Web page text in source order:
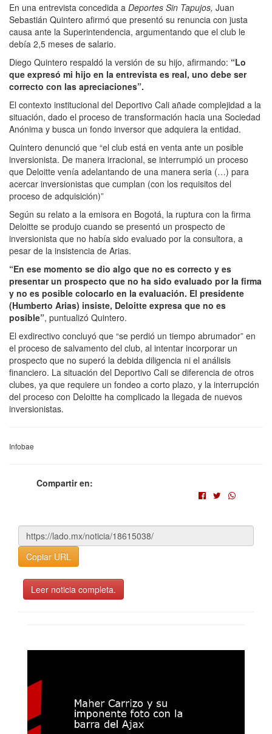
En una entrevista concedida a Deportes Sin Tapujos, Juan
Sebastián Quintero afirmó que presentó su renuncia con justa
causa ante la Superintendencia, argumentando que el club le
debía 2,5 meses de salario.
Diego Quintero respaldó la versión de su hijo, afirmando: “Lo
que expresó mi hijo en la entrevista es real, uno debe ser
correcto con las apreciaciones”.
El contexto institucional del Deportivo Cali añade complejidad a la
situación, dado el proceso de transformación hacia una Sociedad
Anónima y busca un fondo inversor que adquiera la entidad.
Quintero denunció que “el club está en venta ante un posible
inversionista. De manera irracional, se interrumpió un proceso
que Deloitte venía adelantando de una manera seria (…) para
acercar inversionistas que cumplan (con los requisitos del
proceso de adquisición)”
Según su relato a la emisora en Bogotá, la ruptura con la firma
Deloitte se produjo cuando se presentó un prospecto de
inversionista que no había sido evaluado por la consultora, a
pesar de la insistencia de Arias.
“En ese momento se dio algo que no es correcto y es
presentar un prospecto que no ha sido evaluado por la firma
y no es posible colocarlo en la evaluación. El presidente
(Humberto Arias) insiste, Deloitte expresa que no es
posible”, puntualizó Quintero.
El exdirectivo concluyó que “se perdió un tiempo abrumador” en
el proceso de salvamento del club, al intentar incorporar un
prospecto que no superó la debida diligencia ni el análisis
financiero. La situación del Deportivo Cali se diferencia de otros
clubes, ya que requiere un fondeo a corto plazo, y la interrupción
del proceso con Deloitte ha complicado la llegada de nuevos
inversionistas.
Infobae
Compartir en:
Copiar URL
Leer noticia completa.